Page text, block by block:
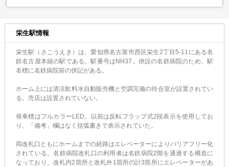
栄生駅情報
栄生駅（さこうえき）は、愛知県名古屋市西区栄生2丁目5-11にある名
鉄名古屋本線の駅である。駅番号はNH37。併設の名鉄病院のため、駅
名標に名鉄病院前の併記がある。
ホーム上には清涼飲料水自動販売機と空調完備の待合室が設置されてい
る。売店は設置されていない。
発車標はフルカラーLED。以前は反転フラップ式2段表示を使用してお
り、「備考」欄はなく括弧書きで表示されていた。
両改札口ともにホームまでの経路はエレベーターによりバリアフリー化
されている。名鉄病院改札口の利用者は名鉄病院2階を通過する構造に
なっており、改札内2箇所と改札外1箇所の計3箇所にエレベーターがあ